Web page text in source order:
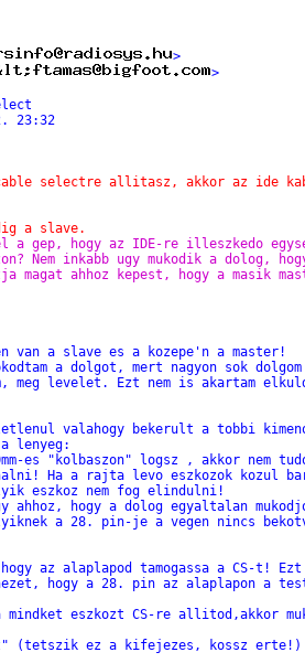
>
>
23:32
selectre allitasz, akkor az ide
a slave.
a gep, hogy az IDE-re illeszkedo
Nem inkabb ugy mukodik a dolog,
magat ahhoz kepest, hogy a masik
van a slave es a kozepe'n a master!
a dolgot, mert nagyon sok
meg levelet. Ezt nem is akartam
valahogy bekerult a tobbi
lenyeg:
es "kolbaszon" logsz , akkor nem
Ha a rajta levo eszkozok kozul
eszkoz nem fog elindulni!
ahhoz, hogy a dolog egyaltalan
a 28. pin-je a vegen nincs
az alaplapod tamogassa a CS-t!
hogy a 28. pin az alaplapon a
mindket eszkozt CS-re allitod,akkor
(tetszik ez a kifejezes, kossz erte!)